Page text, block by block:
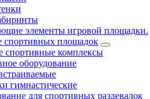
элементы игровой площадки.
спортивных площадок
спортивные комплексы
оборудование
гимнастические
для спортивных раздевалок